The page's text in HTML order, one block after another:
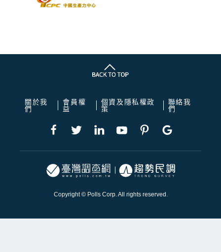
關於我
們
會員權
益
個資及隱私權政
策
聯絡我
們
Copyright © Polls Corp. All rights reserved.